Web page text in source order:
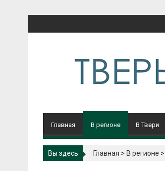
Главная В регионе В Твери
Вы здесь Главная > В регионе >